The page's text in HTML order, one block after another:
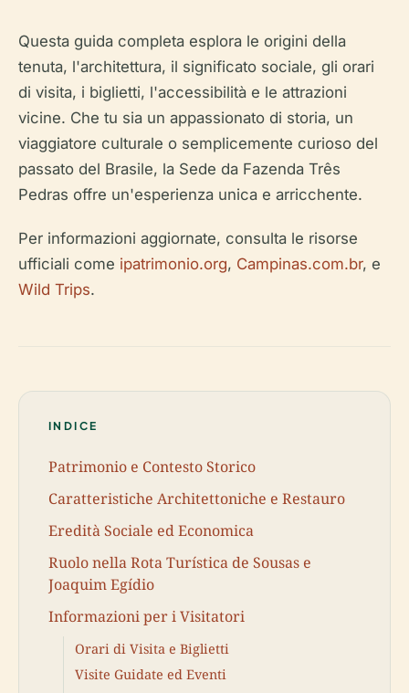
Questa guida completa esplora le origini della
tenuta, l'architettura, il significato sociale, gli orari
di visita, i biglietti, l'accessibilità e le attrazioni
vicine. Che tu sia un appassionato di storia, un
viaggiatore culturale o semplicemente curioso del
passato del Brasile, la Sede da Fazenda Três
Pedras offre un'esperienza unica e arricchente.
Per informazioni aggiornate, consulta le risorse
ufficiali come ipatrimonio.org, Campinas.com.br, e
Wild Trips.
INDICE
Patrimonio e Contesto Storico
Caratteristiche Architettoniche e Restauro
Eredità Sociale ed Economica
Ruolo nella Rota Turística de Sousas e
Joaquim Egídio
Informazioni per i Visitatori
Orari di Visita e Biglietti
Visite Guidate ed Eventi